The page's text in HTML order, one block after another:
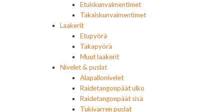
Etuiskunvaimentimet
Takaiskunvaimentimet
Laakerit
Etupyörä
Takapyörä
Muut laakerit
Nivelet & puslat
Alapallonivelet
Raidetangonpäät ulko
Raidetangonpäät sisä
Tukivarren puslat